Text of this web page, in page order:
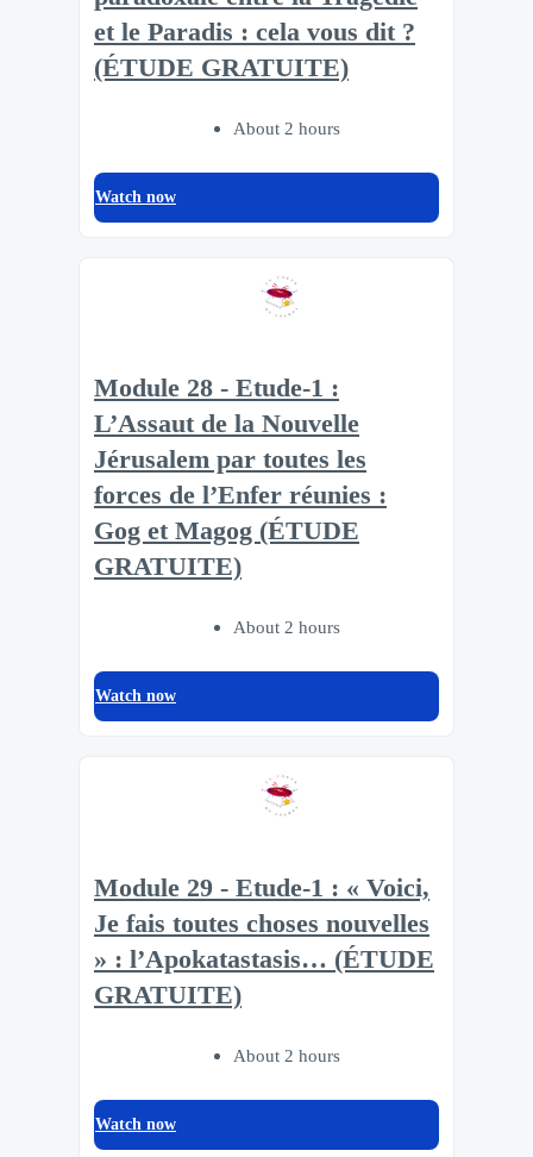
et le Paradis : cela vous dit ?
(ÉTUDE GRATUITE)
About 2 hours
Watch now
Module 28 - Etude-1 :
L’Assaut de la Nouvelle
Jérusalem par toutes les
forces de l’Enfer réunies :
Gog et Magog (ÉTUDE
GRATUITE)
About 2 hours
Watch now
Module 29 - Etude-1 : « Voici,
Je fais toutes choses nouvelles
» : l’Apokatastasis… (ÉTUDE
GRATUITE)
About 2 hours
Watch now